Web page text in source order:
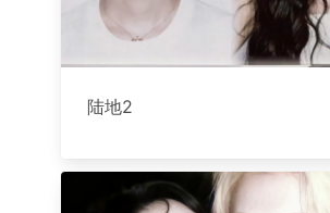
陆地2